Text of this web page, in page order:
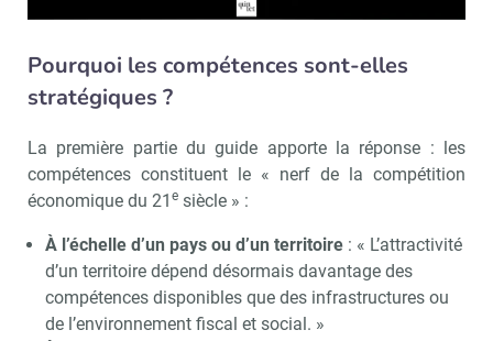
Pourquoi les compétences sont-elles
stratégiques ?
La première partie du guide apporte la réponse : les
compétences constituent le « nerf de la compétition
économique du 21 e siècle » :
À l’échelle d’un pays ou d’un territoire: « L’attractivité
d’un territoire dépend désormais davantage des
compétences disponibles que des infrastructures ou
de l’environnement fiscal et social. »